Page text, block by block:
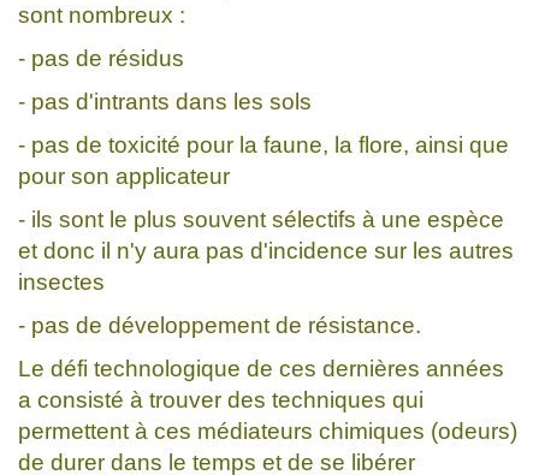
sont nombreux :
- pas de résidus
- pas d'intrants dans les sols
- pas de toxicité pour la faune, la flore, ainsi que
pour son applicateur
- ils sont le plus souvent sélectifs à une espèce
et donc il n'y aura pas d'incidence sur les autres
insectes
- pas de développement de résistance.
Le défi technologique de ces dernières années
a consisté à trouver des techniques qui
permettent à ces médiateurs chimiques (odeurs)
de durer dans le temps et de se libérer